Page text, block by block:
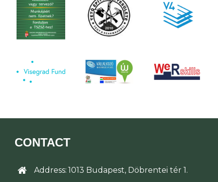
CONTACT
Address: 1013 Budapest, Döbrentei tér 1.